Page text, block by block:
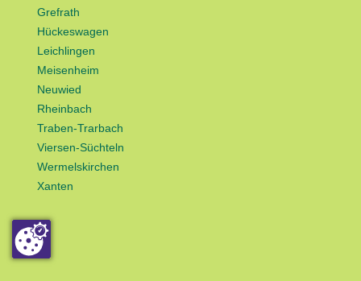
Grefrath
Hückeswagen
Leichlingen
Meisenheim
Neuwied
Rheinbach
Traben-Trarbach
Viersen-Süchteln
Wermelskirchen
Xanten